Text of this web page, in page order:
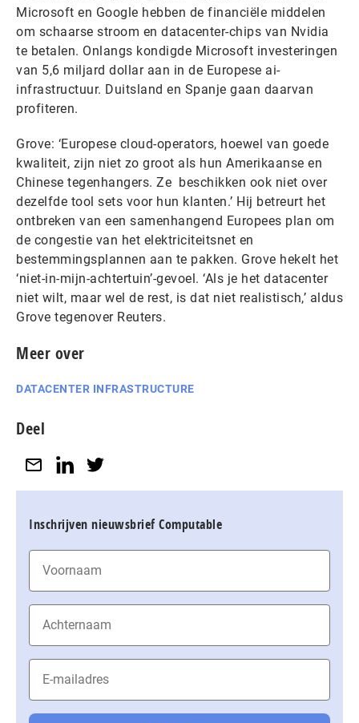
Microsoft en Google hebben de financiële middelen
om schaarse stroom en datacenter-chips van Nvidia
te betalen. Onlangs kondigde Microsoft investeringen
van 5,6 miljard dollar aan in de Europese ai-
infrastructuur. Duitsland en Spanje gaan daarvan
profiteren.
Grove: ‘Europese cloud-operators, hoewel van goede
kwaliteit, zijn niet zo groot als hun Amerikaanse en
Chinese tegenhangers. Ze beschikken ook niet over
dezelfde tool sets voor hun klanten.’ Hij betreurt het
ontbreken van een samenhangend Europees plan om
de congestie van het elektriciteitsnet en
bestemmingsplannen aan te pakken. Grove hekelt het
‘niet-in-mijn-achtertuin’-gevoel. ‘Als je het datacenter
niet wilt, maar wel de rest, is dat niet realistisch,’ aldus
Grove tegenover Reuters.
Meer over
DATACENTER INFRASTRUCTURE
Deel
Inschrijven nieuwsbrief Computable